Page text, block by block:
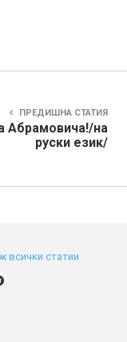
ПРЕДИШНА СТАТИЯ
Абрамовича!/на
руски език/
всички статии